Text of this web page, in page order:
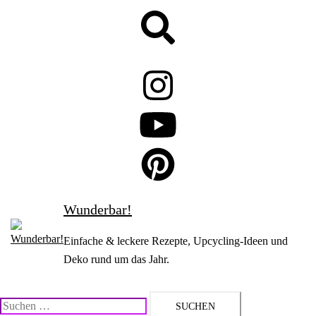
Wunderbar!
Einfache & leckere Rezepte, Upcycling-Ideen und
Deko rund um das Jahr.
Suchen